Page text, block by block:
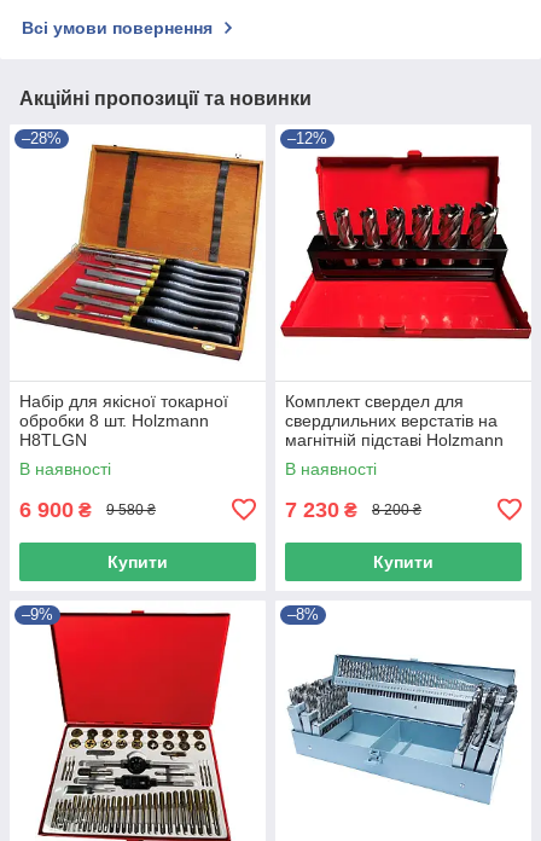
Всі умови повернення
Акційні пропозиції та новинки
–28%
Набір для якісної токарної
обробки 8 шт. Holzmann
H8TLGN
В наявності
6 900 ₴ 9 580 ₴
Купити
–12%
Комплект свердел для
свердлильних верстатів на
магнітній підставі Holzmann
MBM7TLG
В наявності
7 230 ₴ 8 200 ₴
Купити
–9% –8%